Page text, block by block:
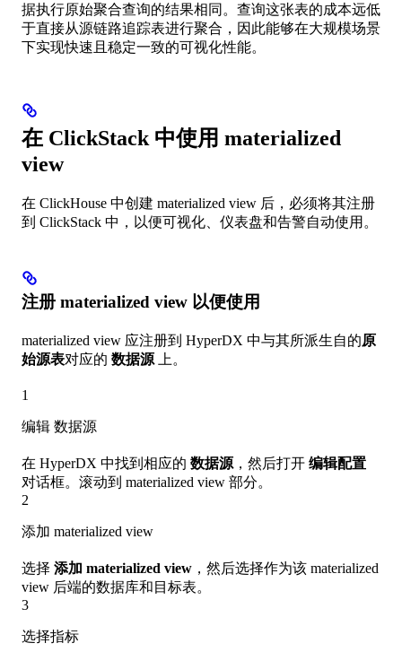
据执行原始聚合查询的结果相同。查询这张表的成本远低
于直接从源链路追踪表进行聚合，因此能够在大规模场景
下实现快速且稳定一致的可视化性能。
在 ClickStack 中使用 materialized
view
在 ClickHouse 中创建 materialized view 后，必须将其注册
到 ClickStack 中，以便可视化、仪表盘和告警自动使用。
注册 materialized view 以便使用
materialized view 应注册到 HyperDX 中与其所派生自的原
始源表对应的 数据源 上。
1
编辑 数据源
在 HyperDX 中找到相应的 数据源 ，然后打开 编辑配置
对话框。滚动到 materialized view 部分。
2
添加 materialized view
选择 添加 materialized view ，然后选择作为该 materialized
view 后端的数据库和目标表。
3
选择指标